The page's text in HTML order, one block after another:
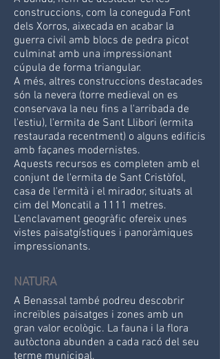
construccions, com la coneguda Font
dels Xorros, aixecada en acabar la
guerra civil amb blocs de pedra picot
culminat amb una impressionant
cúpula de forma triangular.
A més, altres construccions destacades
són la nevera (torre medieval on es
conservava la neu fins a l'arribada de
l'estiu), l'ermita de Sant Llibori (ermita
restaurada recentment) o alguns edificis
amb façanes modernistes.
Aquests recursos es completen amb el
conjunt de l'ermita de Sant Cristòfol,
casa de l'ermità i el mirador, situats al
cim del Moncatil a 1111 metres.
L'enclavament geogràfic ofereix unes
vistes paisatgístiques i panoràmiques
impressionants.
NATURA
A Benassal també podreu descobrir
increïbles paisatges i zones amb un
gran valor ecològic. La fauna i la flora
autòctona abunden a cada racó del seu
terme municipal.